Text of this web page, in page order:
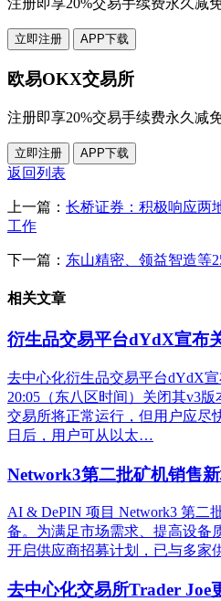
注册即享20%交易手续费永久减
立即注册 APP下载
欧易OKX交易所
注册即享20%交易手续费永久减
立即注册 APP下载
返回列表
上一篇： 长桥证券：积极响应两
工作
下一篇： 东山精密、领益智造等
相关文章
衍生品交易平台dYdX宣布
去中心化衍生品交易平台dYdX宣
20:05（东八区时间）关闭其v3
交易所将正常运行，但用户应尽
日后，用户可从以太…
Network3第二批矿机销售
AI & DePIN 项目 Network3 第二
备。为满足市场需求、提高设备
开启供应商招募计划，已与多
去中心化交易所Trader Joe